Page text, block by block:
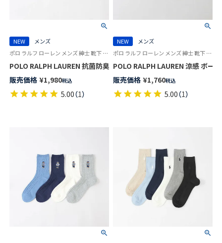
NEW
メンズ
ポロ ラルフ ローレン メンズ 紳士 靴下 カジュアル 26SS
POLO RALPH LAUREN 抗菌防臭 メッシュ 20cm ミドル丈 ソックス
販売価格 ¥1,980税込
5.00（1）
NEW
メンズ
ポロ ラルフ ローレン メンズ 紳士 靴下 カジュアル 26SS
POLO RALPH LAUREN 涼感 ボー
販売価格 ¥1,760税込
5.00（1）